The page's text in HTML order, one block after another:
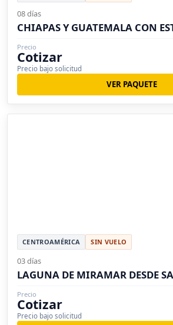
08 días
CHIAPAS Y GUATEMALA CON
Precio
Cotizar
Precio bajo solicitud
VER PAQUETE
CENTROAMÉRICA SIN VUELO
03 días
LAGUNA DE MIRAMAR DESDE
Precio
Cotizar
Precio bajo solicitud